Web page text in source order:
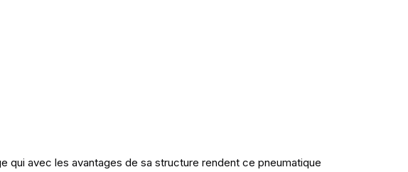
avec les avantages de sa structure rendent ce pneumatique